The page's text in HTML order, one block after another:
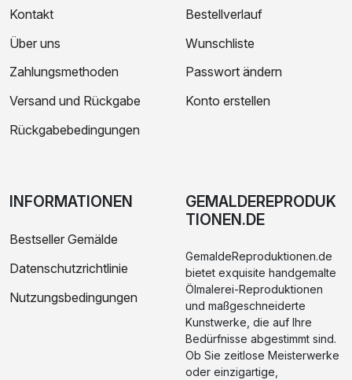
Kontakt
Über uns
Zahlungsmethoden
Versand und Rückgabe
Rückgabebedingungen
Bestellverlauf
Wunschliste
Passwort ändern
Konto erstellen
INFORMATIONEN
Bestseller Gemälde
Datenschutzrichtlinie
Nutzungsbedingungen
GEMALDEREPRODUK
TIONEN.DE
GemaldeReproduktionen.de
bietet exquisite handgemalte
Ölmalerei-Reproduktionen
und maßgeschneiderte
Kunstwerke, die auf Ihre
Bedürfnisse abgestimmt sind.
Ob Sie zeitlose Meisterwerke
oder einzigartige,